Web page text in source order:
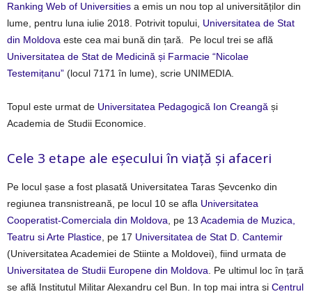
Ranking Web of Universities a emis un nou top al universităților din
lume, pentru luna iulie 2018. Potrivit topului, Universitatea de Stat
din Moldova este cea mai bună din țară. Pe locul trei se află
Universitatea de Stat de Medicină și Farmacie “Nicolae
Testemițanu” (locul 7171 în lume), scrie UNIMEDIA.
Topul este urmat de Universitatea Pedagogică Ion Creangă și
Academia de Studii Economice.
Cele 3 etape ale eșecului în viață și afaceri
Pe locul șase a fost plasată Universitatea Taras Șevcenko din
regiunea transnistreană, pe locul 10 se afla Universitatea
Cooperatist-Comerciala din Moldova , pe 13 Academia de Muzica,
Teatru si Arte Plastice , pe 17 Universitatea de Stat D. Cantemir
(Universitatea Academiei de Stiinte a Moldovei), fiind urmata de
Universitatea de Studii Europene din Moldova . Pe ultimul loc în țară
se află Institutul Militar Alexandru cel Bun. In top mai intra si Centrul